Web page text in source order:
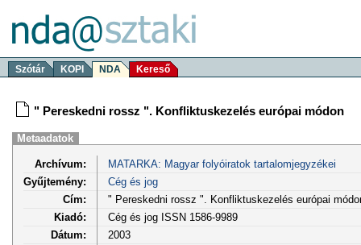
Szótár KOPI NDA Kereső
" Pereskedni rossz ". Konfliktuskezelés európai módon
Metaadatok
Archívum:
MATARKA: Magyar folyóiratok tartalomjegyzékei
Gyűjtemény:
Cég és jog
Cím:
" Pereskedni rossz ". Konfliktuskezelés európai
Kiadó:
Cég és jog ISSN 1586-9989
Dátum:
2003